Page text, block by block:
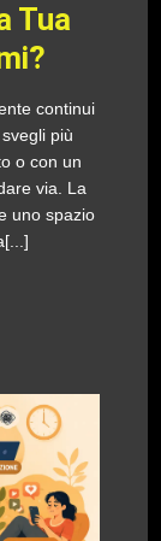
Tua
continui
più
o con un
via. La
uno spazio